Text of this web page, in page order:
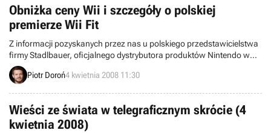
nic nie wiadomo.
Obniżka ceny Wii i szczegóły o polskiej
premierze Wii Fit
Z informacji pozyskanych przez nas u polskiego przedstawicielstwa
firmy Stadlbauer, oficjalnego dystrybutora produktów Nintendo w
naszym kraju, wynika, że sugerowana cena konsoli Wii została
obniżona z 1099 na poziom 999 złotych.
Piotr Doroń4 kwietnia 2008 11:30
Wieści ze świata w telegraficznym skrócie (4
kwietnia 2008)